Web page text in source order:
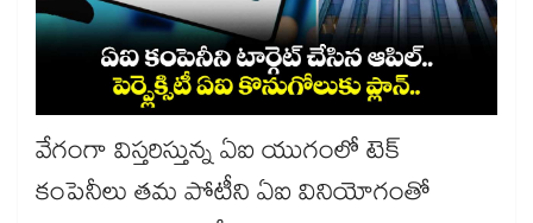
వేగంగా విస్తరిస్తున్న ఏఐ యుగంలో టెక్
కంపెనీలు తమ పోటీని ఏఐ వినియోగంతో